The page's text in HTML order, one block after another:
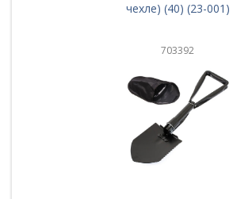
чехле) (40) (23-001)
703392